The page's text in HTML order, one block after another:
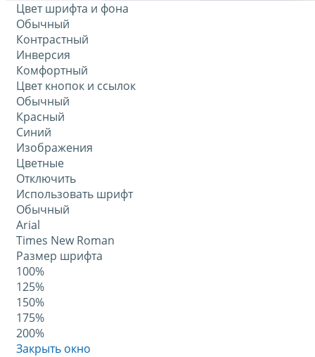
Цвет шрифта и фона
Обычный
Контрастный
Инверсия
Комфортный
Цвет кнопок и ссылок
Обычный
Красный
Синий
Изображения
Цветные
Отключить
Использовать шрифт
Обычный
Arial
Times New Roman
Размер шрифта
100%
125%
150%
175%
200%
Закрыть окно